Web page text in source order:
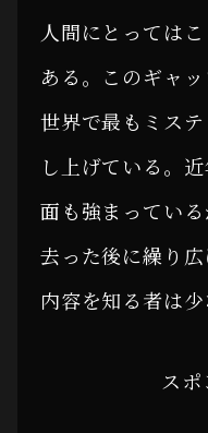
人間にとっては
ある。このギャ
世界で最もミス
し上げている。
面も強まってい
去った後に繰り
内容を知る者は少
ス